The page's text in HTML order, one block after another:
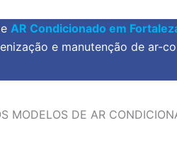
AR Condicionado em
e manutenção de ar-
MODELOS DE AR